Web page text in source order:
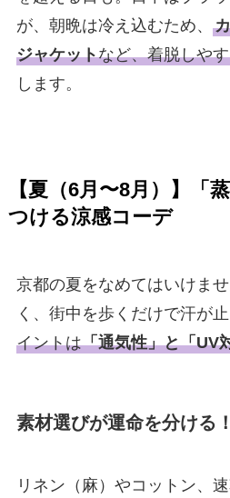
が、朝晩は冷え込むため、
ジャケットなど、着脱しや
します。
【夏（6月〜8月）】「
つける涼感コーデ
京都の夏をなめてはいけま
く、街中を歩くだけで汗が
イントは「通気性」と「UV
素材選びが運命を分ける！
リネン（麻）やコットン、